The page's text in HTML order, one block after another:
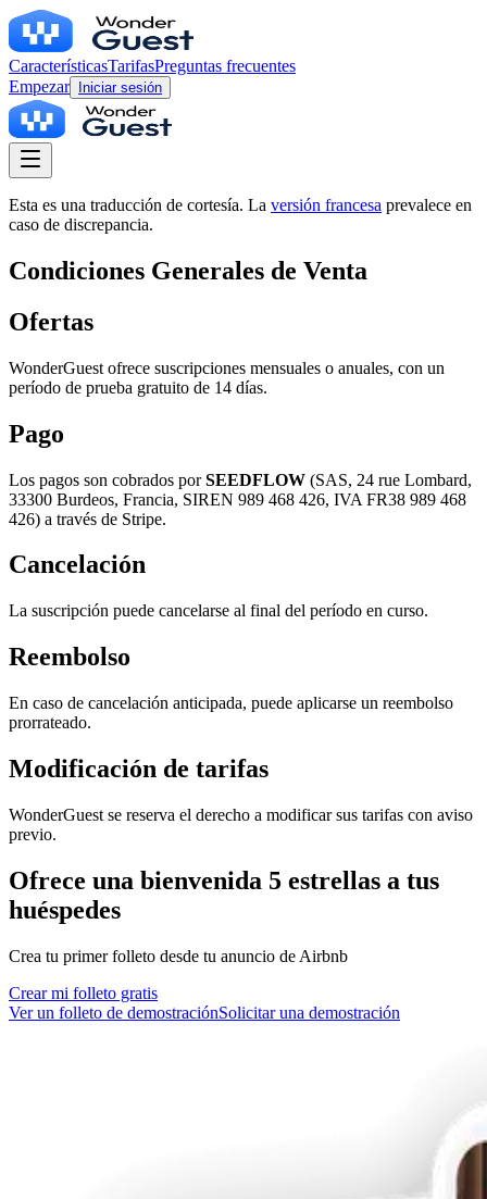
CaracterísticasTarifasPreguntas frecuentes
Empezar
Iniciar sesión
Esta es una traducción de cortesía. La versión francesa prevalece en
caso de discrepancia.
Condiciones Generales de Venta
Ofertas
WonderGuest ofrece suscripciones mensuales o anuales, con un
período de prueba gratuito de 14 días.
Pago
Los pagos son cobrados porSEEDFLOW (SAS, 24 rue Lombard,
33300 Burdeos, Francia, SIREN 989 468 426, IVA FR38 989 468
426) a través de Stripe.
Cancelación
La suscripción puede cancelarse al final del período en curso.
Reembolso
En caso de cancelación anticipada, puede aplicarse un reembolso
prorrateado.
Modificación de tarifas
WonderGuest se reserva el derecho a modificar sus tarifas con aviso
previo.
Ofrece una bienvenida 5 estrellas a tus
huéspedes
Crea tu primer folleto desde tu anuncio de Airbnb
Crear mi folleto gratis
Ver un folleto de demostraciónSolicitar una demostración